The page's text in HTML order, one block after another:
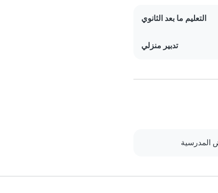
التعليم ما بعد الثانوي
تدبير منزلي
المدرسية